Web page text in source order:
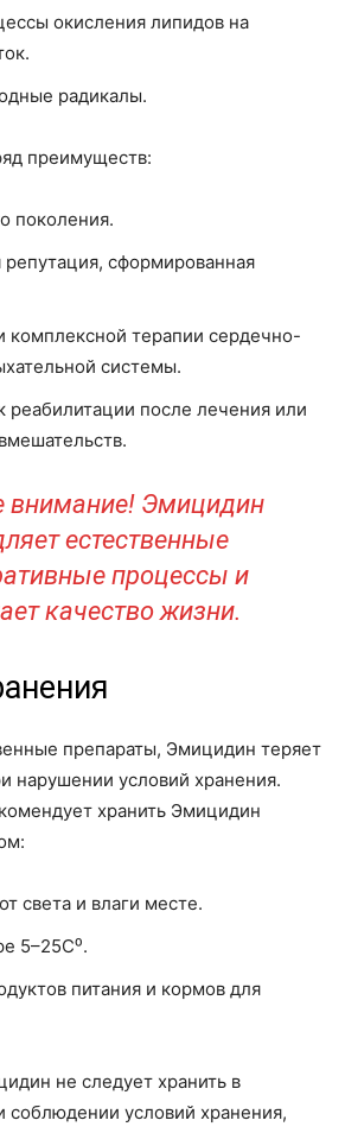
окисления липидов на
радикалы.
преимуществ:
поколения.
сформированная
комплексной терапии сердечно-
системы.
реабилитации после лечения или
внимание! Эмицидин
естественные
процессы и
качество жизни.
препараты, Эмицидин теряет
нарушении условий хранения.
хранить Эмицидин
света и влаги месте.
5–25С⁰.
питания и кормов для
не следует хранить в
соблюдении условий хранения,